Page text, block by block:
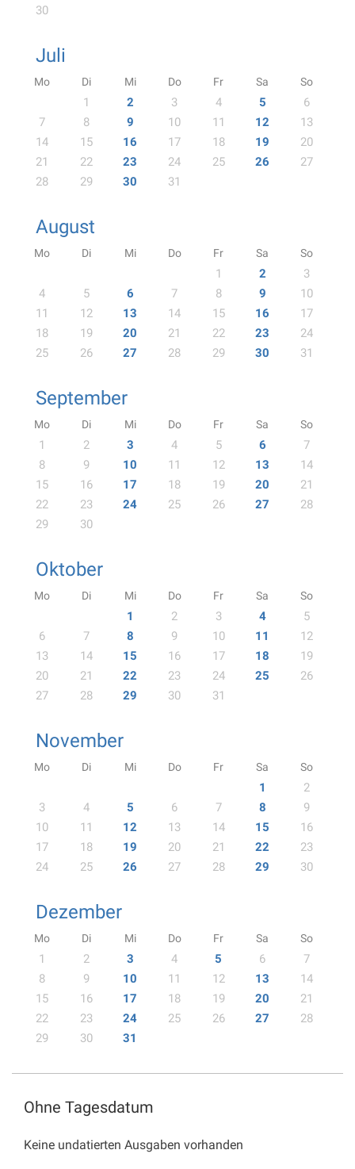
30
Juli
Mo Di Mi Do Fr Sa So
1 2 3 4 5
6
7
8 9 10 11 12
13
14
15 16 17 18 19
20
21
22 23 24 25 26
27
28
29 30 31
August
Mo Di Mi Do Fr Sa So
1 2
3
4
5 6 7 8 9
10
11
12 13 14 15 16
17
18
19 20 21 22 23
24
25
26 27 28 29 30 31
September
Mo Di Mi Do Fr Sa So
1 2 3 4 5 6
7
8
9 10 11 12 13
14
15
16 17 18 19 20
21
22
23 24 25 26 27
28
29
30
Oktober
Mo Di Mi Do Fr Sa So
1 2 3 4
5
6
7 8 9 10 11
12
13
14 15 16 17 18
19
20
21 22 23 24 25
26
27
28 29 30 31
November
Mo Di Mi Do Fr Sa So
1
2
3
4 5 6 7 8
9
10
11 12 13 14 15
16
17
18 19 20 21 22
23
24
25 26 27 28 29 30
Dezember
Mo Di Mi Do Fr Sa So
1 2 3 4 5 6
7
8
9 10 11 12 13
14
15
16 17 18 19 20
21
22
23 24 25 26 27
28
29
30 31
Ohne Tagesdatum
Keine undatierten Ausgaben vorhanden